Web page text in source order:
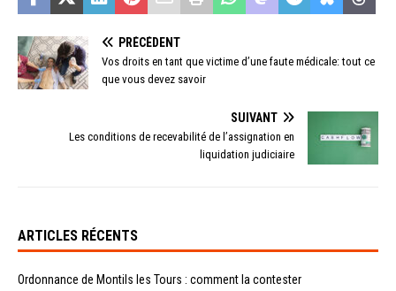
PRÉCÉDENT
Vos droits en tant que victime d’une faute médicale: tout ce
que vous devez savoir
SUIVANT
Les conditions de recevabilité de l’assignation en
liquidation judiciaire
ARTICLES RÉCENTS
Ordonnance de Montils les Tours : comment la contester